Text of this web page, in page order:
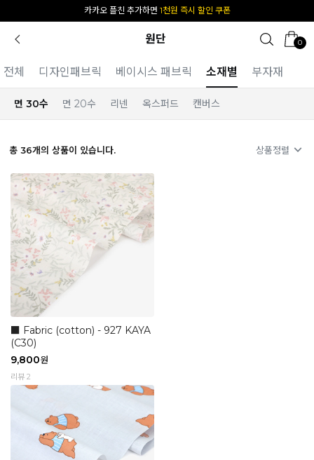
[공식몰 단독] 앱 다운받고2% 결제 할인 받기
원단 0
전체 디자인패브릭 베이시스 패브릭 소재별 부자재
면 30수 면 20수 리넨 옥스퍼드 캔버스
총 36개의 상품이 있습니다. 상품정렬
■ Fabric (cotton) - 927 KAYA
(C30)
9,800원
리뷰 2